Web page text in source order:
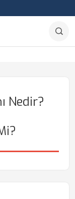
Nedir?